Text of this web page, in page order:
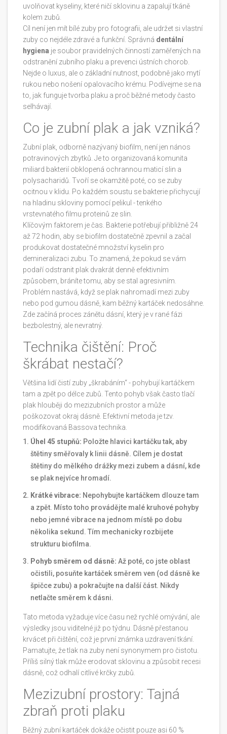
uvolňovat kyseliny, které ničí sklovinu a zapalují tkáně
kolem zubů.
Cíl není jen mít bílé zuby pro fotografii, ale udržet si vlastní
zuby co nejdéle zdravé a funkční. Správná dentální
hygiena je soubor pravidelných činností zaměřených na
odstranění zubního plaku a prevenci ústních chorob.
Nejde o luxus, ale o základní nutnost, podobně jako mytí
rukou nebo nošení opalovacího krému. Podívejme se na
to, jak funguje tvorba plaku a proč běžné metody často
selhávají.
Co je zubní plak a jak vzniká?
Zubní plak, odborně nazývaný biofilm, není jen nános
potravinových zbytků. Je to organizovaná komunita
miliard bakterií obklopená ochrannou maticí slin a
polysacharidů. Tvoří se okamžitě poté, co se zuby
ocitnou v klidu. Po každém soustu se bakterie přichycují
na hladinu skloviny pomocí pelikul - tenkého
vrstevnatého filmu proteinů ze slin.
Klíčovým faktorem je čas. Bakterie potřebují přibližně 24
až 72 hodin, aby se biofilm dostatečně zpevnil a začal
produkovat dostatečné množství kyselin pro
demineralizaci zubu. To znamená, že pokud se vám
podaří odstranit plak dvakrát denně efektivním
způsobem, bráníte tomu, aby se stal agresivním.
Problém nastává, když se plak nahromadí mezi zuby
nebo pod gumou dásně, kam běžný kartáček nedosáhne.
Zde začíná proces zánětu dásní, který je v rané fázi
bezbolestný, ale nevratný.
Technika čištění: Proč
škrábat nestačí?
Většina lidí čistí zuby „škrabáním“ - pohybují kartáčkem
tam a zpět po délce zubů. Tento pohyb však často tlačí
plak hlouběji do mezizubních prostor a může
poškozovat okraj dásně. Efektivní metoda je tzv.
modifikovaná Bassova technika.
Úhel 45 stupňů: Položte hlavici kartáčku tak, aby
štětiny směřovaly k linii dásně. Cílem je dostat
štětiny do mělkého drážky mezi zubem a dásní, kde
se plak nejvíce hromadí.
Krátké vibrace: Nepohybujte kartáčkem dlouze tam
a zpět. Místo toho provádějte malé kruhové pohyby
nebo jemné vibrace na jednom místě po dobu
několika sekund. Tím mechanicky rozbijete
strukturu biofilma.
Pohyb směrem od dásně: Až poté, co jste oblast
očistili, posuňte kartáček směrem ven (od dásně ke
špičce zubu) a pokračujte na další část. Nikdy
netlačte směrem k dásni.
Tato metoda vyžaduje více času než rychlé omývání, ale
výsledky jsou viditelné již po týdnu. Dásně přestanou
krvácet při čištění, což je první známka uzdravení tkání.
Pamatujte, že tlak na zuby není synonymem pro čistotu.
Příliš silný tlak může erodovat sklovinu a způsobit recesi
dásně, což odhalí citlivé krčky zubů.
Mezizubní prostory: Tajná
zbraň proti plaku
Běžný zubní kartáček dokáže očistit pouze asi 60 %